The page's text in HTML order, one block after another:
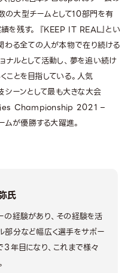
の大型チームとして10部門を有
を残す。 『KEEP IT REAL』とい
わる全ての人​が本物で在り続ける
ナルとして活動し、​夢を追い続け
ことを目指してい​る。人気
ーンとして最も大きな大会
Championship 2021 –
が優勝する大躍進。
氏
の経験があり、その経験を活
部分など幅広く選手をサポー
年目になり、これまで様々